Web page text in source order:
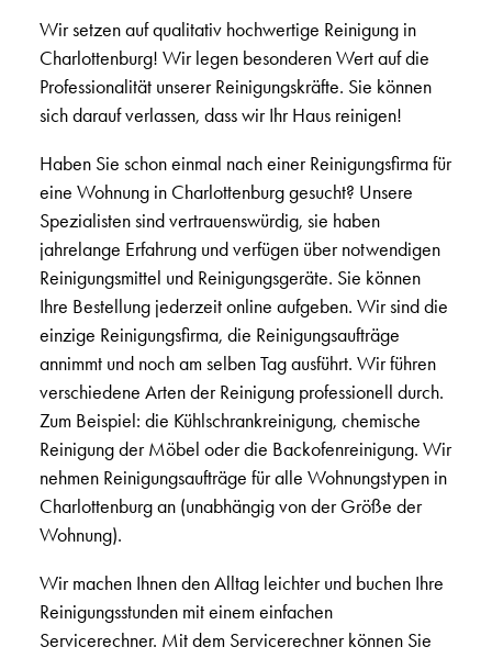
Wir setzen auf qualitativ hochwertige Reinigung in
Charlottenburg! Wir legen besonderen Wert auf die
Professionalität unserer Reinigungskräfte. Sie können
sich darauf verlassen, dass wir Ihr Haus reinigen!
Haben Sie schon einmal nach einer Reinigungsfirma für
eine Wohnung in Charlottenburg gesucht? Unsere
Spezialisten sind vertrauenswürdig, sie haben
jahrelange Erfahrung und verfügen über notwendigen
Reinigungsmittel und Reinigungsgeräte. Sie können
Ihre Bestellung jederzeit online aufgeben. Wir sind die
einzige Reinigungsfirma, die Reinigungsaufträge
annimmt und noch am selben Tag ausführt. Wir führen
verschiedene Arten der Reinigung professionell durch.
Zum Beispiel: die Kühlschrankreinigung, chemische
Reinigung der Möbel oder die Backofenreinigung. Wir
nehmen Reinigungsaufträge für alle Wohnungstypen in
Charlottenburg an (unabhängig von der Größe der
Wohnung).
Wir machen Ihnen den Alltag leichter und buchen Ihre
Reinigungsstunden mit einem einfachen
Servicerechner. Mit dem Servicerechner können Sie